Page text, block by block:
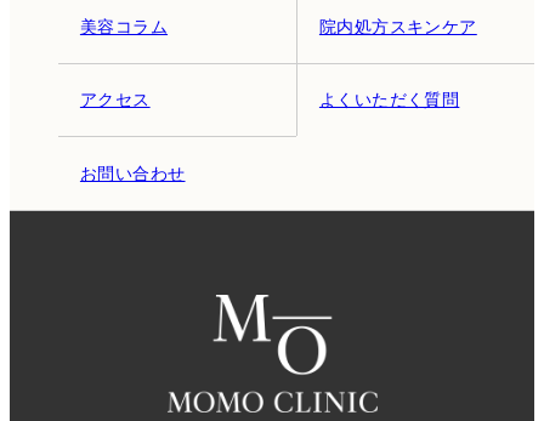
美容コラム 院内処方スキンケア
アクセス よくいただく質問
お問い合わせ